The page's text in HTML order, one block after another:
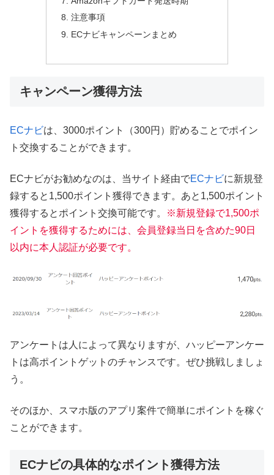
注意事項
ECナビキャンペーンまとめ
キャンペーン獲得方法
ECナビは、3000ポイント（300円）貯めることでポイン
ト交換することができます。
ECナビがお勧めなのは、当サイト経由でECナビに新規登
録すると1,500ポイント獲得できます。あと1,500ポイント
獲得するとポイント交換可能です。
※新規登録で1,500ポ
イントを獲得するためには、会員登録当日を含めた90日
以内に本人認証が必要です。
アンケートは人によって異なりますが、ハッピーアンケー
トは高ポイントゲットのチャンスです。ぜひ挑戦しましょ
う。
そのほか、スマホ版のアプリ案件で簡単にポイントを稼ぐ
ことができます。
ECナビの具体的なポイント獲得方法